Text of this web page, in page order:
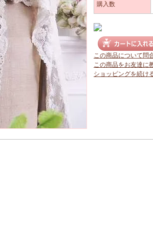
購入数
この商品について問
この商品をお友達に
ショッピングを続け